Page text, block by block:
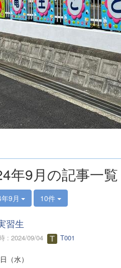
年9月の記事一覧
9月 10件
習生
: 2024/09/04 T001
（水）